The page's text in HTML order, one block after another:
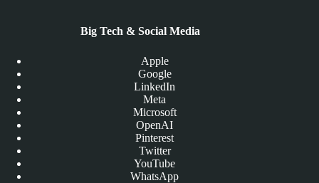
Big Tech & Social Media
Apple
Google
LinkedIn
Meta
Microsoft
OpenAI
Pinterest
Twitter
YouTube
WhatsApp